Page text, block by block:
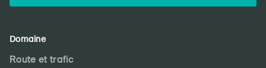
Domaine
Route et trafic